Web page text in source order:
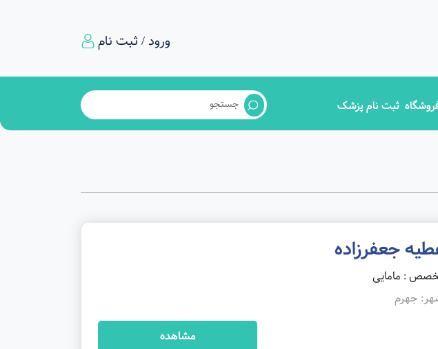
ورود / ثبت نام
ثبت نام پزشک
جعفرزاده
: مامایی
جهرم
مشاهده